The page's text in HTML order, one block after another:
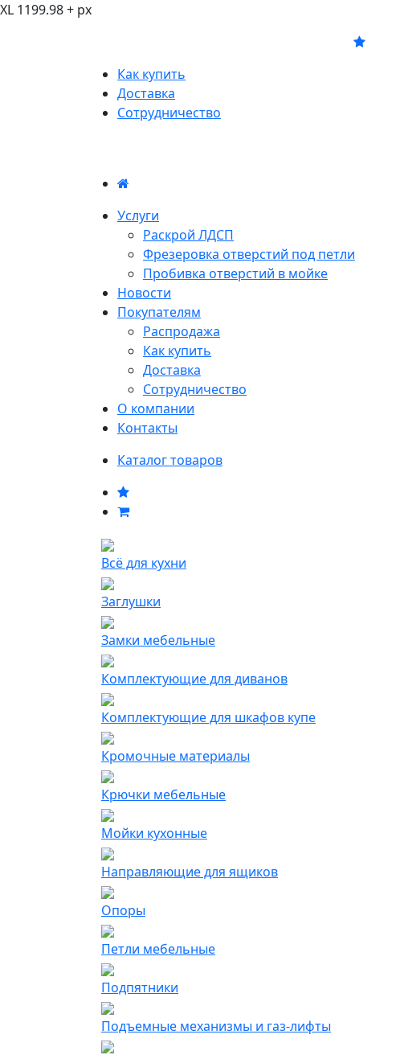
XL 1199.98 + px
Как купить
Доставка
Сотрудничество
Услуги
Раскрой ЛДСП
Фрезеровка отверстий под петли
Пробивка отверстий в мойке
Новости
Покупателям
Распродажа
Как купить
Доставка
Сотрудничество
О компании
Контакты
Каталог товаров
Всё для кухни
Заглушки
Замки мебельные
Комплектующие для диванов
Комплектующие для шкафов купе
Кромочные материалы
Крючки мебельные
Мойки кухонные
Направляющие для ящиков
Опоры
Петли мебельные
Подпятники
Подъемные механизмы и газ-лифты